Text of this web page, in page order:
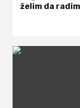
želim da